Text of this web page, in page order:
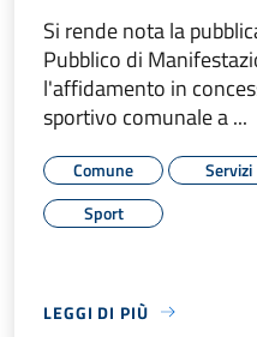
Si rende nota la
Pubblico di
l'affidamento in
sportivo comunale a ...
Comune Servizi
Sport
LEGGI DI PIÙ